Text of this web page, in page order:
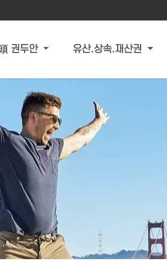
권두안 유산.상속.재산권